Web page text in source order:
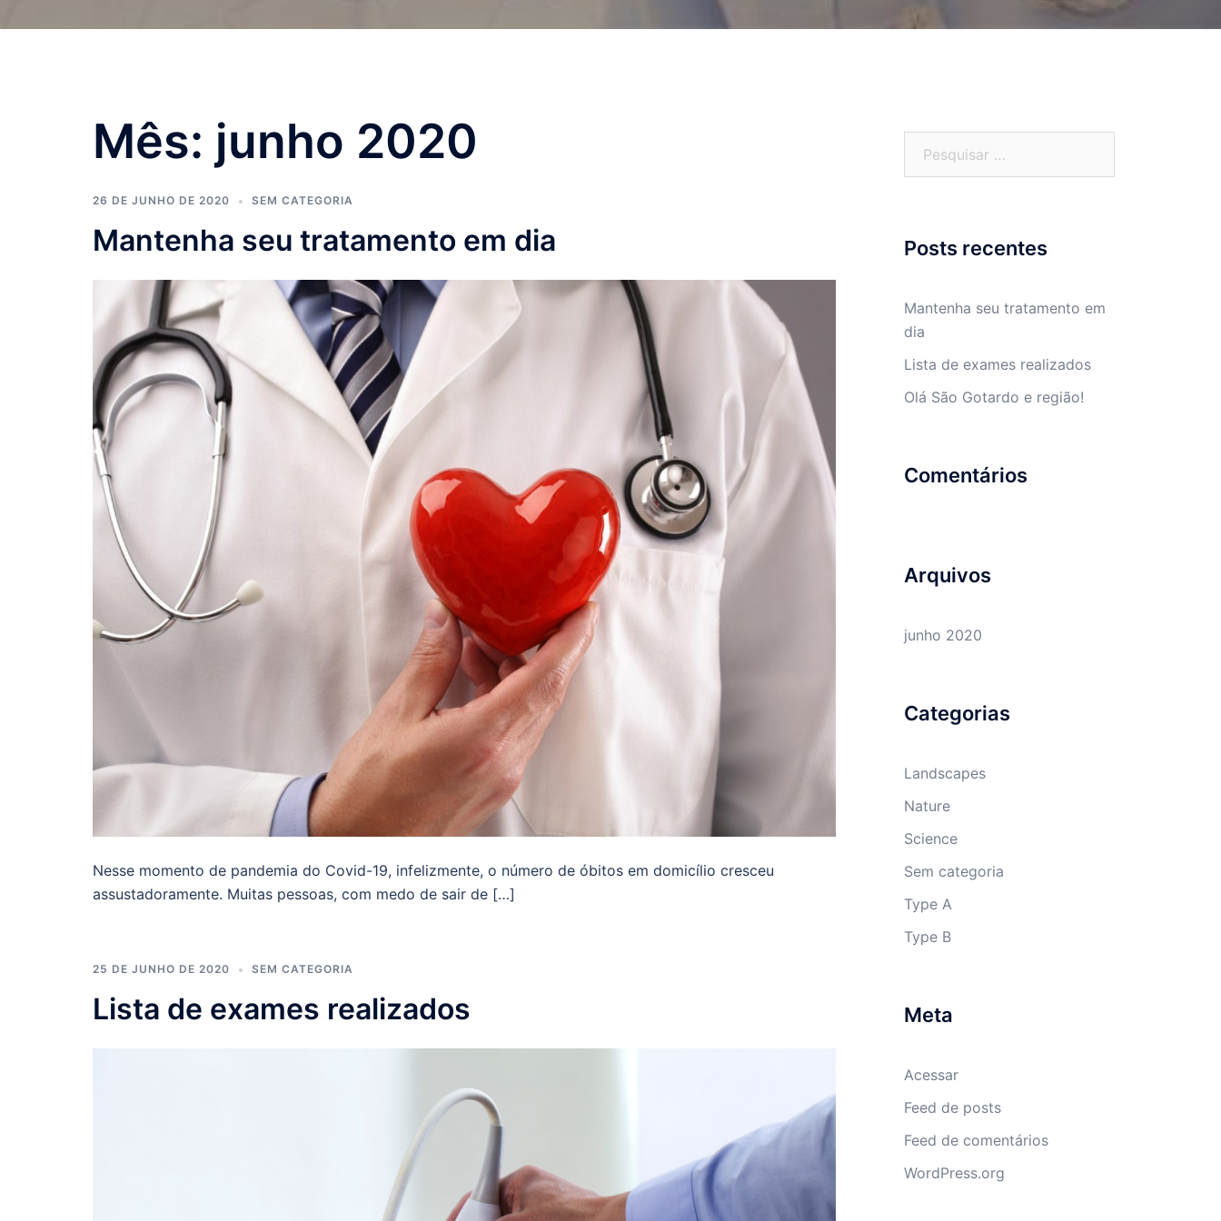
Mês: junho 2020
26 DE JUNHO DE 2020 SEM CATEGORIA
Mantenha seu tratamento em dia
Nesse momento de pandemia do Covid-19, infelizmente, o número de óbitos em domicílio cresceu
assustadoramente. Muitas pessoas, com medo de sair de […]
25 DE JUNHO DE 2020 SEM CATEGORIA
Lista de exames realizados
Posts recentes
Mantenha seu tratamento em
dia
Lista de exames realizados
Olá São Gotardo e região!
Comentários
Arquivos
junho 2020
Categorias
Landscapes
Nature
Science
Sem categoria
Type A
Type B
Meta
Acessar
Feed de posts
Feed de comentários
WordPress.org